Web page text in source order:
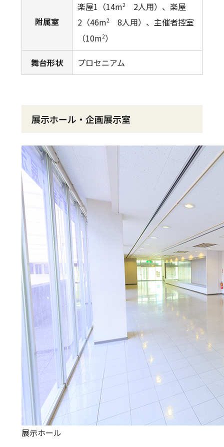
附属室
楽屋1（14m22人用）、楽屋
2（46m28人用）、主催者控室
（10m2）
舞台形状 プロセニアム
展示ホール・企画展示室
展示ホール